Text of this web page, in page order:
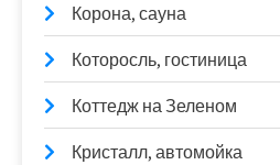
Корона, сауна
Которосль, гостиница
Коттедж на Зеленом
Кристалл, автомойка